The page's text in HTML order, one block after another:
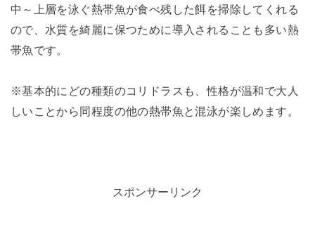
中～上層を泳ぐ熱帯魚が食べ残した餌を掃除してくれる
ので、水質を綺麗に保つために導入されることも多い熱
帯魚です。
※基本的にどの種類のコリドラスも、性格が温和で大人
しいことから同程度の他の熱帯魚と混泳が楽しめます。
スポンサーリンク